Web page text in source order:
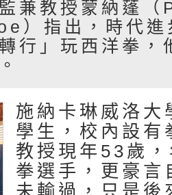
兼教授蒙納蓬
）指出，時代進
行」玩西洋拳，
施納卡琳威洛
學生，校內設有
教授現年53歲
拳選手，更豪言
未輸過，只是後